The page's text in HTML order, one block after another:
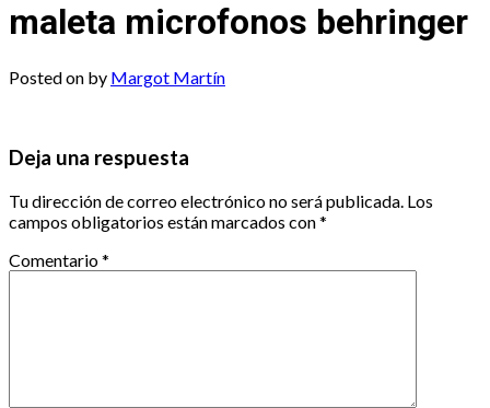
maleta microfonos behringer
Posted on by Margot Martín
Deja una respuesta
Tu dirección de correo electrónico no será publicada. Los
campos obligatorios están marcados con*
Comentario*